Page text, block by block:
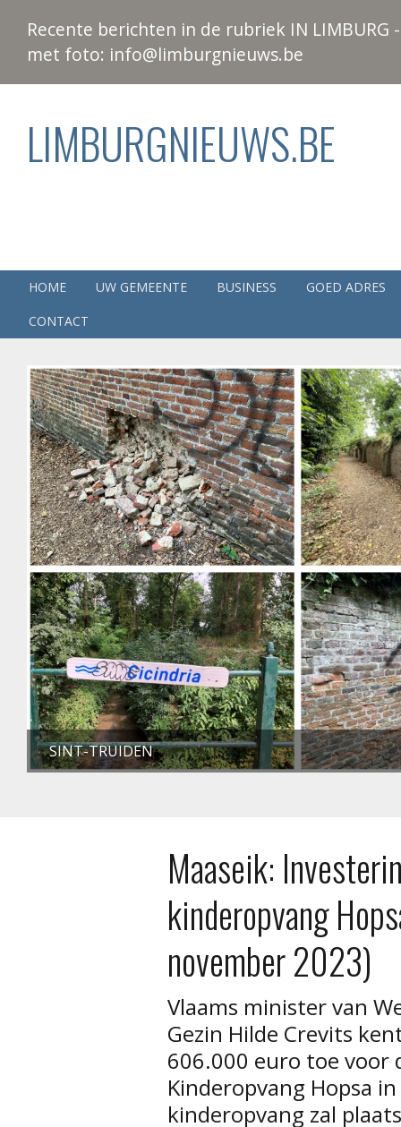
Recente berichten in de rubriek IN
met foto: info@limburgnieuws.be
LIMBURGNIEUWS.BE
HOME UW GEMEENTE BUSINESS
GOED ADRES
CONTACT
SINT-TRUIDEN
Maaseik:
kinderopvang
november 2023)
Vlaams minister van
Gezin Hilde Crevits
606.000 euro toe voor
Kinderopvang Hopsa
kinderopvang zal